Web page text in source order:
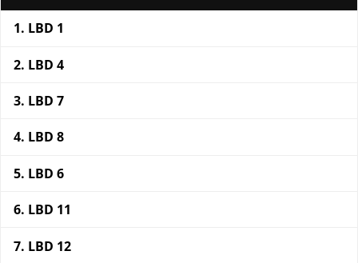
LBD 1
LBD 4
LBD 7
LBD 8
LBD 6
LBD 11
LBD 12